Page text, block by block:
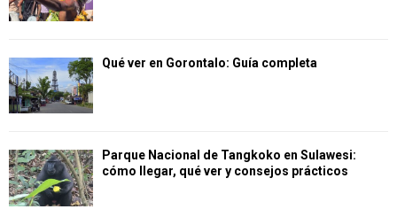
Qué ver en Gorontalo: Guía completa
Parque Nacional de Tangkoko en Sulawesi:
cómo llegar, qué ver y consejos prácticos